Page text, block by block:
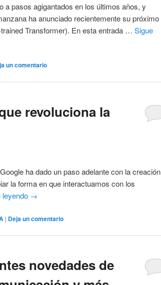
a pasos agigantados en los últimos años, y
ha anunciado recientemente su próximo
Transformer). En esta entrada …Sigue
un comentario
revoluciona la
ha dado un paso adelante con la creación
la forma en que interactuamos con los
leyendo →
| Deja un comentario
novedades de